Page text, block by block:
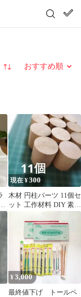
並び替え
現在 ¥300
木材 円柱パーツ 11個セ
ット 工作材料 DIY 素
¥3,000
最終値下げ トールペ